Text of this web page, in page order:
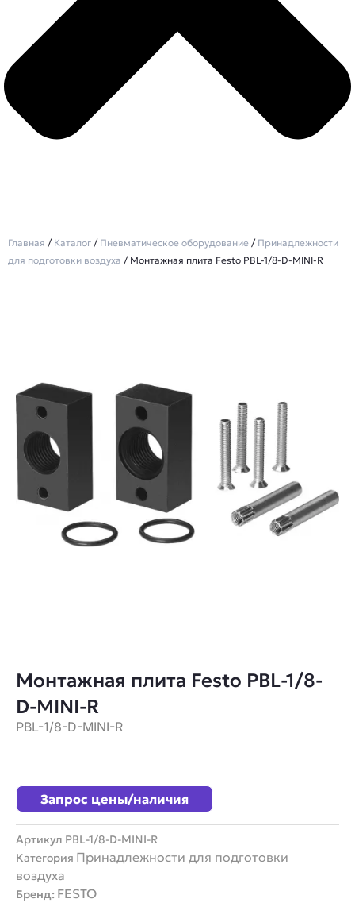
Главная / Каталог / Пневматическое оборудование / Принадлежности
для подготовки воздуха / Монтажная плита Festo PBL-1/8-D-MINI-R
Монтажная плита Festo PBL-1/8-
D-MINI-R
PBL-1/8-D-MINI-R
Запрос цены/наличия
Артикул PBL-1/8-D-MINI-R
Категория Принадлежности для подготовки
воздуха
Бренд: FESTO